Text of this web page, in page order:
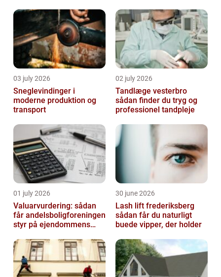
03 july 2026
Sneglevindinger i
moderne produktion og
transport
02 july 2026
Tandlæge vesterbro
sådan finder du tryg og
professionel tandpleje
01 july 2026
Valuarvurdering: sådan
får andelsboligforeningen
styr på ejendommens
30 june 2026
Lash lift frederiksberg
sådan får du naturligt
buede vipper, der holder